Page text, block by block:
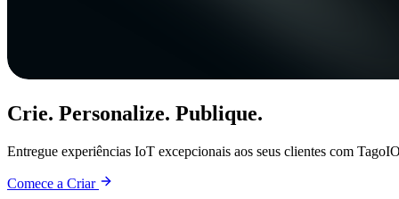
Crie. Personalize. Publique.
Entregue experiências IoT excepcionais aos seus clientes com
Comece a Criar